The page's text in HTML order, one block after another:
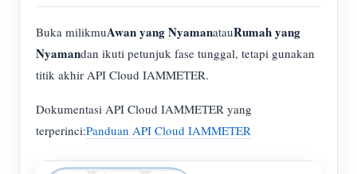
Buka milikmuAwan yang NyamanatauRumah yang
Nyamandan ikuti petunjuk fase tunggal, tetapi gunakan
titik akhir API Cloud IAMMETER.
Dokumentasi API Cloud IAMMETER yang
terperinci:Panduan API Cloud IAMMETER